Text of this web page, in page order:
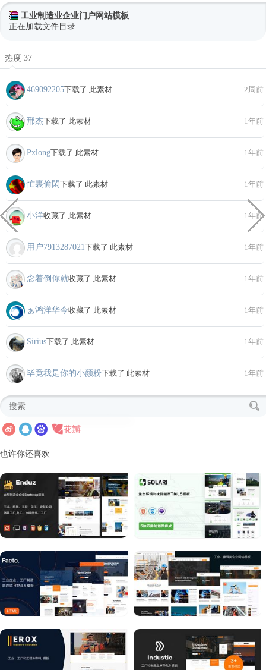
工业制造业企业门户网站模板
正在加载文件目录...
热度 37
469092205下载了 此素材 2周前
邢杰下载了 此素材 1年前
Pxlong下载了 此素材 1年前
忙裏偷閑下载了 此素材 1年前
小洋收藏了 此素材 1年前
用户7913287021 下载了 此素材 1年前
念着倒你就收藏了 此素材 1年前
ぁ鸿洋华今收藏了 此素材 1年前
Sirius下载了 此素材 1年前
毕竟我是你的小颜粉下载了 此素材 1年前
也许你还喜欢